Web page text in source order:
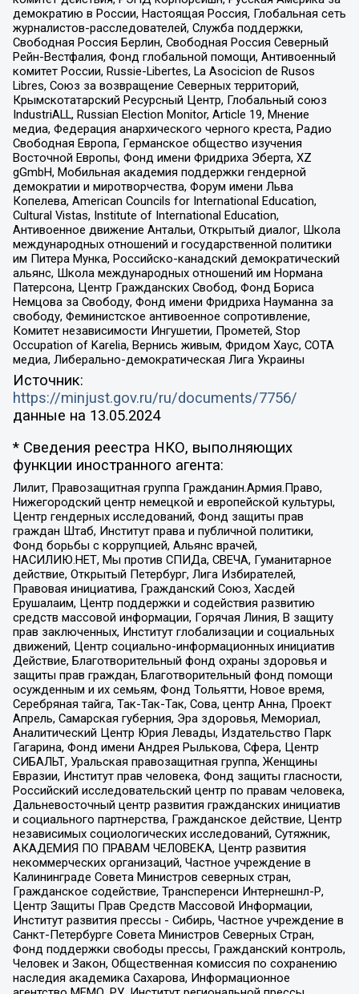
демократию в России, Настоящая Россия, Глобальная сеть
журналистов-расследователей, Служба поддержки,
Свободная Россия Берлин, Свободная Россия Северный
Рейн-Вестфалия, Фонд глобальной помощи, Антивоенный
комитет России, Russie-Libertes, La Asocicion de Rusos
Libres, Союз за возвращение Северных территорий,
Крымскотатарский Ресурсный Центр, Глобальный союз
IndustriALL, Russian Election Monitor, Article 19, Мнение
медиа, Федерация анархического черного креста, Радио
Свободная Европа, Германское общество изучения
Восточной Европы, Фонд имени Фридриха Эберта, XZ
gGmbH, Мобильная академия поддержки гендерной
демократии и миротворчества, Форум имени Льва
Копелева, American Councils for International Education,
Cultural Vistas, Institute of International Education,
Антивоенное движение Антальи, Открытый диалог, Школа
международных отношений и государственной политики
им Питера Мунка, Российско-канадский демократический
альянс, Школа международных отношений им Нормана
Патерсона, Центр Гражданских Свобод, Фонд Бориса
Немцова за Свободу, Фонд имени Фридриха Науманна за
свободу, Феминистское антивоенное сопротивление,
Комитет независимости Ингушетии, Прометей, Stop
Occupation of Karelia, Вернись живым, Фридом Хаус, СОТА
медиа, Либерально-демократическая Лига Украины
Источник:
https://minjust.gov.ru/ru/documents/7756/
данные на 13.05.2024
* Сведения реестра НКО, выполняющих
функции иностранного агента:
Лилит, Правозащитная группа Гражданин.Армия.Право,
Нижегородский центр немецкой и европейской культуры,
Центр гендерных исследований, Фонд защиты прав
граждан Штаб, Институт права и публичной политики,
Фонд борьбы с коррупцией, Альянс врачей,
НАСИЛИЮ.НЕТ, Мы против СПИДа, СВЕЧА, Гуманитарное
действие, Открытый Петербург, Лига Избирателей,
Правовая инициатива, Гражданский Союз, Хасдей
Ерушалаим, Центр поддержки и содействия развитию
средств массовой информации, Горячая Линия, В защиту
прав заключенных, Институт глобализации и социальных
движений, Центр социально-информационных инициатив
Действие, Благотворительный фонд охраны здоровья и
защиты прав граждан, Благотворительный фонд помощи
осужденным и их семьям, Фонд Тольятти, Новое время,
Серебряная тайга, Так-Так-Так, Сова, центр Анна, Проект
Апрель, Самарская губерния, Эра здоровья, Мемориал,
Аналитический Центр Юрия Левады, Издательство Парк
Гагарина, Фонд имени Андрея Рылькова, Сфера, Центр
СИБАЛЬТ, Уральская правозащитная группа, Женщины
Евразии, Институт прав человека, Фонд защиты гласности,
Российский исследовательский центр по правам человека,
Дальневосточный центр развития гражданских инициатив
и социального партнерства, Гражданское действие, Центр
независимых социологических исследований, Сутяжник,
АКАДЕМИЯ ПО ПРАВАМ ЧЕЛОВЕКА, Центр развития
некоммерческих организаций, Частное учреждение в
Калининграде Совета Министров северных стран,
Гражданское содействие, Трансперенси Интернешнл-Р,
Центр Защиты Прав Средств Массовой Информации,
Институт развития прессы - Сибирь, Частное учреждение в
Санкт-Петербурге Совета Министров Северных Стран,
Фонд поддержки свободы прессы, Гражданский контроль,
Человек и Закон, Общественная комиссия по сохранению
наследия академика Сахарова, Информационное